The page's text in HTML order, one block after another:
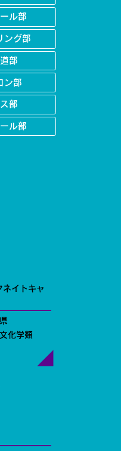
ル部
ング部
部
ン部
部
ル部
ネイトキャ
化学類